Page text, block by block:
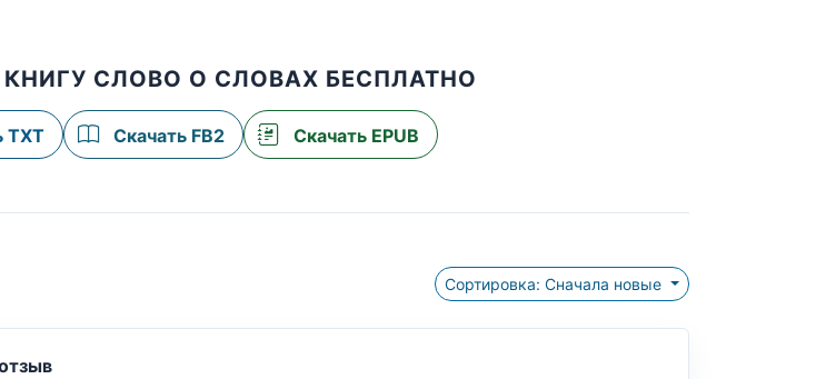
СЛОВО О СЛОВАХ БЕСПЛАТНО
TXT Скачать FB2 Скачать EPUB
Сортировка: Сначала новые